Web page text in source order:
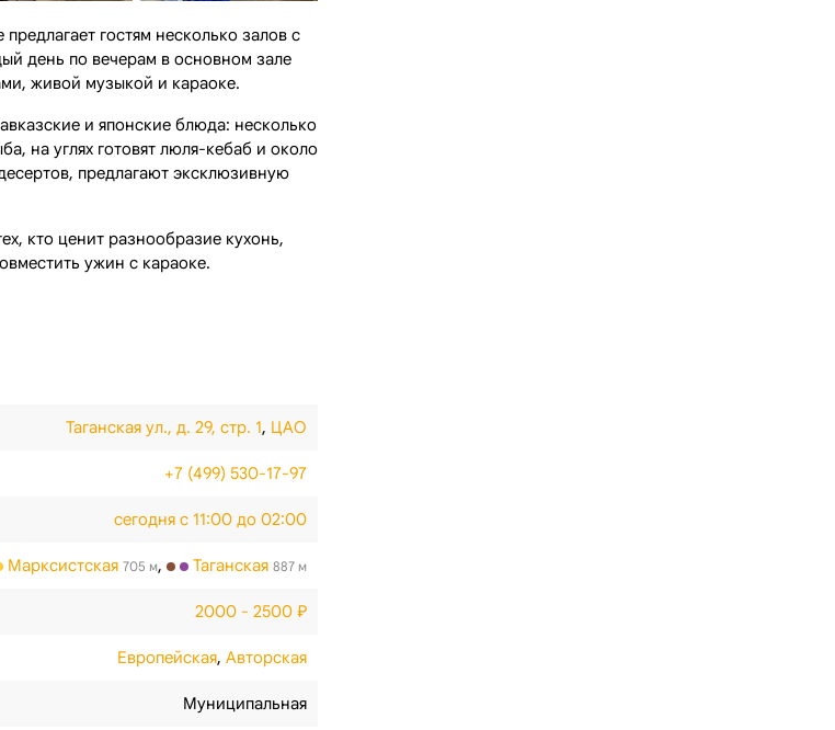
гостям несколько залов с
день по вечерам в основном зале
живой музыкой и караоке.
и японские блюда: несколько
на углях готовят люля-кебаб и около
предлагают эксклюзивную
кто ценит разнообразие кухонь,
ужин с караоке.
Таганская ул., д. 29, стр. 1, ЦАО
+7 (499) 530-17-97
сегодня с 11:00 до 02:00
Марксистская 705 м, Таганская 887 м
2000 - 2500 ₽
Европейская, Авторская
Муниципальная